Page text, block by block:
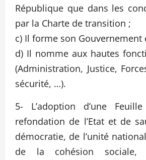
République que dans les
par la Charte de transition ;
c) Il forme son Gouvernement
d) Il nomme aux hautes
(Administration, Justice,
sécurité, …).
5- L’adoption d’une
refondation de l’Etat et de
démocratie, de l’unité
de la cohésion sociale,